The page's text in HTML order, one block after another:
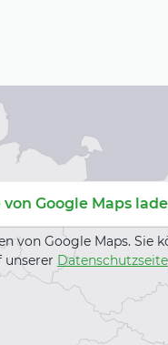
spannend, wertig
Google Maps
von Google Maps. Sie
unserer Datenschutzseite